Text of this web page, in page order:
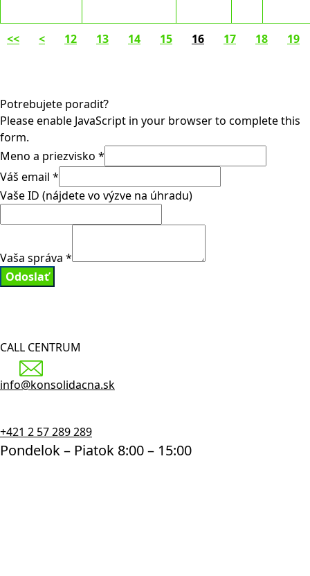
<< < 12 13 14 15 16 17 18 19
Potrebujete poradiť?
Please enable JavaScript in your browser to complete this
form.
Meno a priezvisko *
Váš email *
Vaše ID (nájdete vo výzve na úhradu)
Vaša správa *
Odoslať
CALL CENTRUM
info@konsolidacna.sk
+421 2 57 289 289
Pondelok – Piatok 8:00 – 15:00